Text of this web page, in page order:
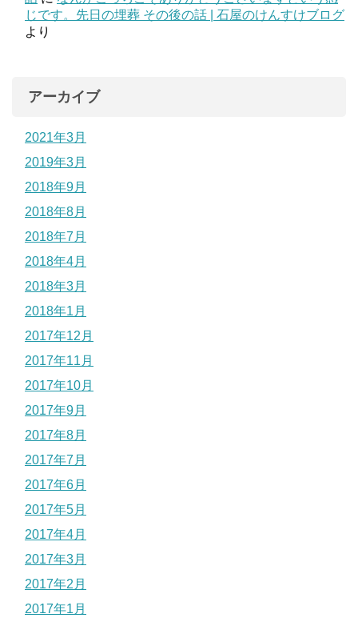
じです。先日の埋葬 その後の話 | 石屋のけんすけブログ
より
アーカイブ
2021年3月
2019年3月
2018年9月
2018年8月
2018年7月
2018年4月
2018年3月
2018年1月
2017年12月
2017年11月
2017年10月
2017年9月
2017年8月
2017年7月
2017年6月
2017年5月
2017年4月
2017年3月
2017年2月
2017年1月